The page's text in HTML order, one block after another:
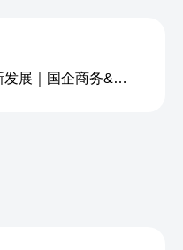
积极履职显担当 聚力赋能新发展｜国企商务&中企人力出席上海现代服务业联合会第五届会员大会第三次会议暨2026服务业高质量发展大会